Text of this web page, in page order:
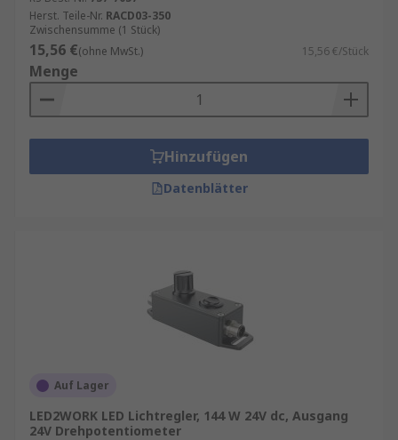
ideal für den Außeneinsatz, wo sie in Wasser
eingetaucht werden können.
Herst. Teile-Nr. RACD03-350
Zwischensumme (1 Stück)
15,56 €(ohne MwSt.) 15,56 €/Stück
Menge
Hinzufügen
Datenblätter
Auf Lager
LED2WORK LED Lichtregler, 144 W 24V dc, Ausgang
24V Drehpotentiometer